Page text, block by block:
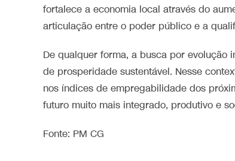
fortalece a economia local através do
articulação entre o poder público e a
De qualquer forma, a busca por evolução
de prosperidade sustentável. Nesse
nos índices de empregabilidade dos
futuro muito mais integrado, produtivo e
Fonte: PM CG